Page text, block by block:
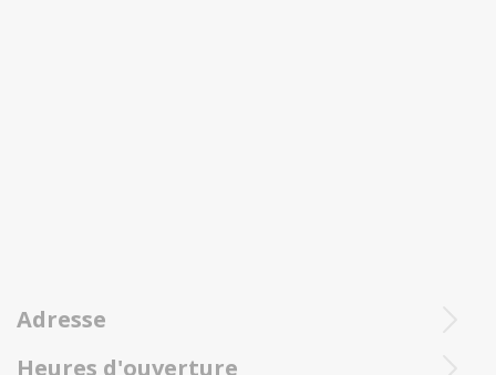
Adresse
Ieperstraat 3
Heures d'ouverture